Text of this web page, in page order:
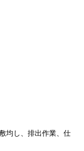
均し、排出作業、仕